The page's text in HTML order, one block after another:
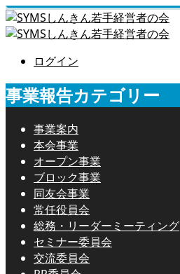
ログイン
事業報告カテゴリー
事業案内
本会事業
オープン事業
ブロック事業
同友会事業
常任役員会
総務・リーダーミーティング
セミナー委員会
交流委員会